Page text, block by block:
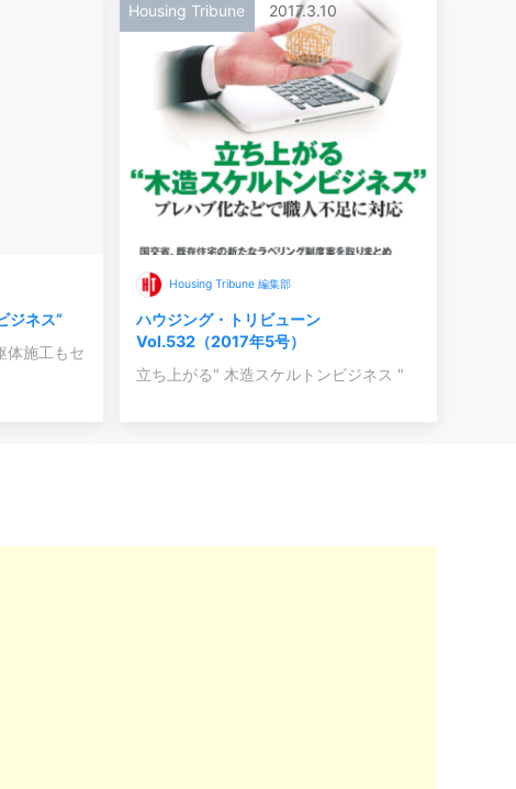
ジネス”
体施工もセ
Housing Tribune 2017.3.10
Housing Tribune 編集部
ハウジング・トリビューン
Vol.532（2017年5号）
立ち上がる" 木造スケルトンビジネス "